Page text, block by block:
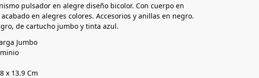
pulsador en alegre diseño bicolor. Con cuerpo en
en alegres colores. Accesorios y anillas en negro.
de cartucho jumbo y tinta azul.
Jumbo
x 13.9 Cm